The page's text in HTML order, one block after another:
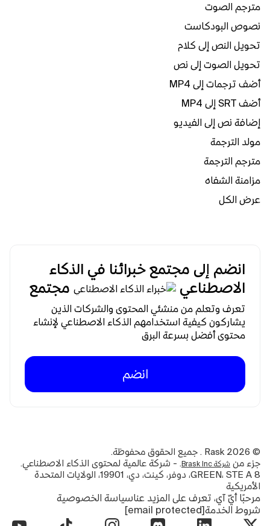
مترجم الصوت
نصوص البودكاست
تحويل النص إلى كلام
تحويل الصوت إلى نص
أضف ترجمات إلى MP4
أضف SRT إلى MP4
إضافة نص إلى الفيديو
مولد الترجمة
مترجم الترجمة
مزامنة الشفاه
عرض الكل
انضم إلى مجتمع خبرائنا في الذكاء
الاصطناعي
مجتمع
تعرف وتعلم من منشئي المحتوى والشركات الذين
يشاركون كيفية استخدامهم الذكاء الاصطناعي لإنشاء
محتوى أفضل بسرعة البرق
انضم
©
2026
جزء من شركة Brask Inc
. - شركة عالمية لمحتوى الذكاء الاصطناعي.
8 GREEN، STE A، دوفر، كينت، دي، 19901، الولايات المتحدة
الأمريكية
مرحبًا أيّ آي، تعرف على المزيد عناسياسة الخصوصية
شروط الخدمة[email protected]